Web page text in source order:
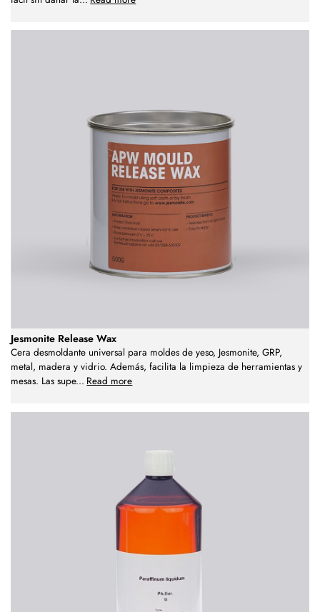
Jesmonite Release Wax
Cera desmoldante universal para moldes de yeso, Jesmonite, GRP,
metal, madera y vidrio. Además, facilita la limpieza de herramientas y
mesas. Las supe... Read more